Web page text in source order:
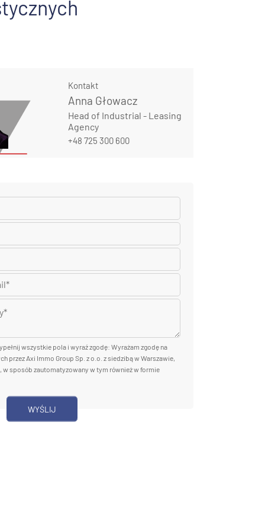
Kontakt
Anna Głowacz
Head of Industrial - Leasing
Agency
+48 725 300 600
wszystkie pola i wyraź zgodę: Wyrażam zgodę na
przez Axi Immo Group Sp. z o.o. z siedzibą w Warszawie,
w sposób zautomatyzowany w tym również w formie